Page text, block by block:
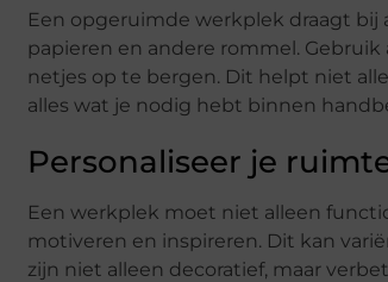
Een opgeruimde werkplek draagt bij
papieren en andere rommel.
netjes op te bergen. Dit helpt niet
alles wat je nodig hebt binnen
Personaliseer je
Een werkplek moet niet alleen
motiveren en inspireren. Dit kan
zijn niet alleen decoratief, maar